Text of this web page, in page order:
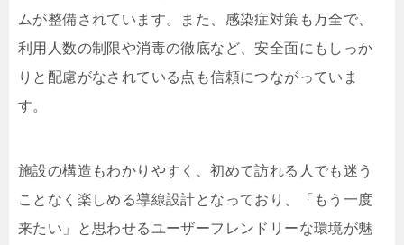
ムが整備されています。また、感染症対策も万全で、
利用人数の制限や消毒の徹底など、安全面にもしっか
りと配慮がなされている点も信頼につながっていま
す。
施設の構造もわかりやすく、初めて訪れる人でも迷う
ことなく楽しめる導線設計となっており、「もう一度
来たい」と思わせるユーザーフレンドリーな環境が魅